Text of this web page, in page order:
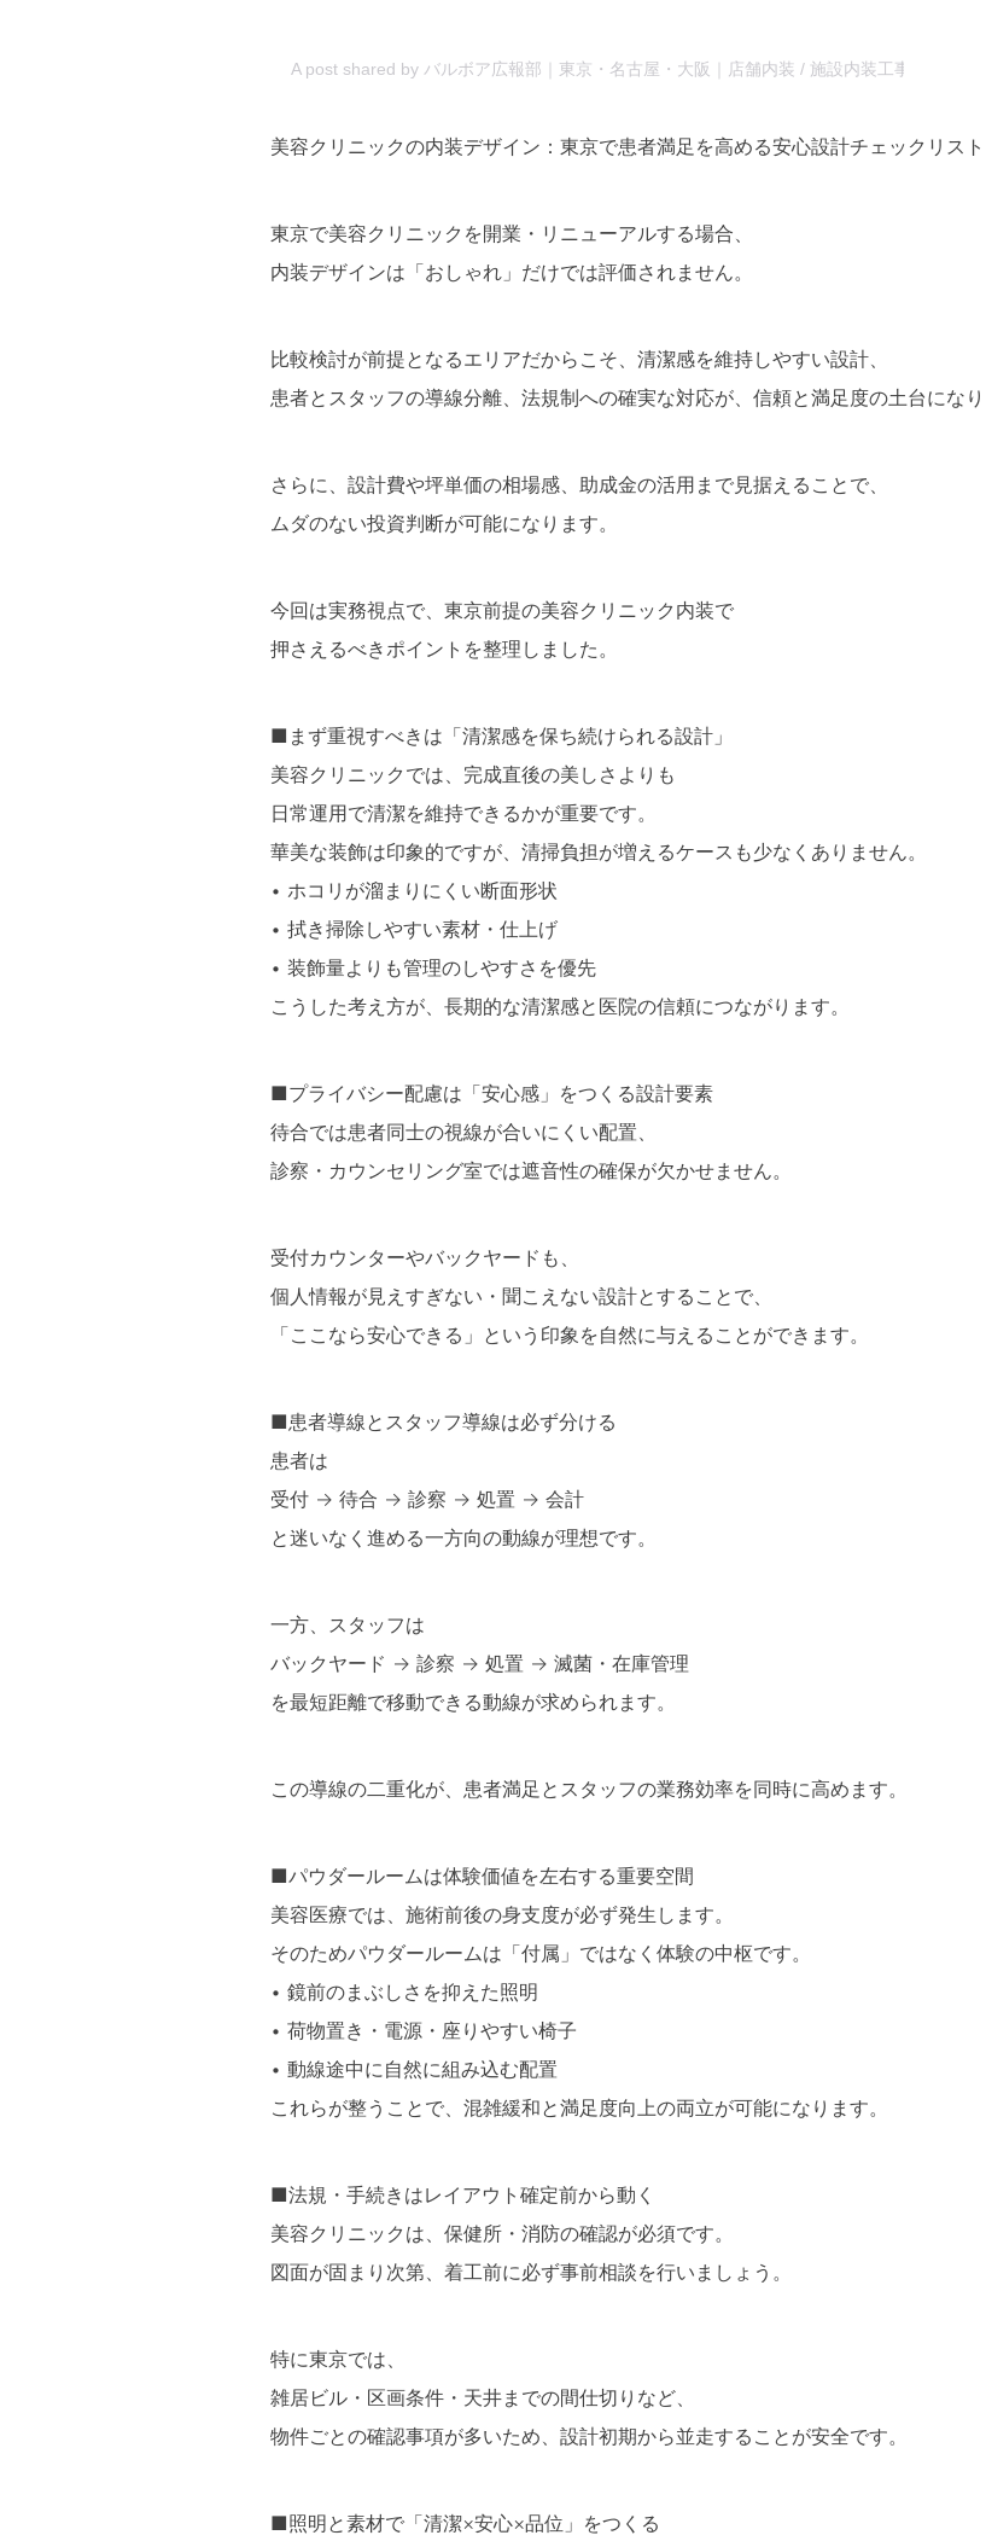
A post shared by バルボア広報部｜東京・名古屋・大阪｜店舗内装 / 施設内装工事・リノベ
美容クリニックの内装デザイン：東京で患者満足を高める安心設計チェックリスト
東京で美容クリニックを開業・リニューアルする場合、
内装デザインは「おしゃれ」だけでは評価されません。
比較検討が前提となるエリアだからこそ、清潔感を維持しやすい設計、
患者とスタッフの導線分離、法規制への確実な対応が、信頼と満足度の土台になり
さらに、設計費や坪単価の相場感、助成金の活用まで見据えることで、
ムダのない投資判断が可能になります。
今回は実務視点で、東京前提の美容クリニック内装で
押さえるべきポイントを整理しました。
■まず重視すべきは「清潔感を保ち続けられる設計」
美容クリニックでは、完成直後の美しさよりも
日常運用で清潔を維持できるかが重要です。
華美な装飾は印象的ですが、清掃負担が増えるケースも少なくありません。
• ホコリが溜まりにくい断面形状
• 拭き掃除しやすい素材・仕上げ
• 装飾量よりも管理のしやすさを優先
こうした考え方が、長期的な清潔感と医院の信頼につながります。
■プライバシー配慮は「安心感」をつくる設計要素
待合では患者同士の視線が合いにくい配置、
診察・カウンセリング室では遮音性の確保が欠かせません。
受付カウンターやバックヤードも、
個人情報が見えすぎない・聞こえない設計とすることで、
「ここなら安心できる」という印象を自然に与えることができます。
■患者導線とスタッフ導線は必ず分ける
患者は
受付 → 待合 → 診察 → 処置 → 会計
と迷いなく進める一方向の動線が理想です。
一方、スタッフは
バックヤード → 診察 → 処置 → 滅菌・在庫管理
を最短距離で移動できる動線が求められます。
この導線の二重化が、患者満足とスタッフの業務効率を同時に高めます。
■パウダールームは体験価値を左右する重要空間
美容医療では、施術前後の身支度が必ず発生します。
そのためパウダールームは「付属」ではなく体験の中枢です。
• 鏡前のまぶしさを抑えた照明
• 荷物置き・電源・座りやすい椅子
• 動線途中に自然に組み込む配置
これらが整うことで、混雑緩和と満足度向上の両立が可能になります。
■法規・手続きはレイアウト確定前から動く
美容クリニックは、保健所・消防の確認が必須です。
図面が固まり次第、着工前に必ず事前相談を行いましょう。
特に東京では、
雑居ビル・区画条件・天井までの間仕切りなど、
物件ごとの確認事項が多いため、設計初期から並走することが安全です。
■照明と素材で「清潔×安心×品位」をつくる